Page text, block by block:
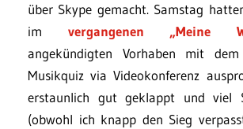
über Skype gemacht. Samstag
im vergangenen „Meine
angekündigten Vorhaben mit dem
Musikquiz via Videokonferenz
erstaunlich gut geklappt und viel
(obwohl ich knapp den Sieg